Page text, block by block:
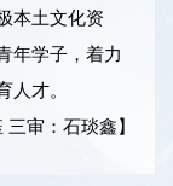
本土文化资
年学子，着力
人才。
审：石琰鑫】